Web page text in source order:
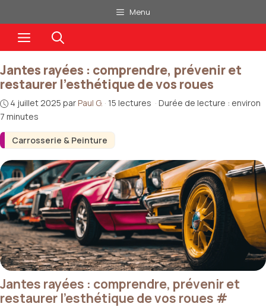
au
contenu
Menu
Menu
Carrosserie & Peinture
Jantes rayées : comprendre, prévenir et
restaurer l’esthétique de vos roues
4 juillet 2025 parPaul G. · 15 lectures · Durée de lecture : environ
7 minutes
Jantes rayées : comprendre, prévenir et
restaurer l’esthétique de vos roues #